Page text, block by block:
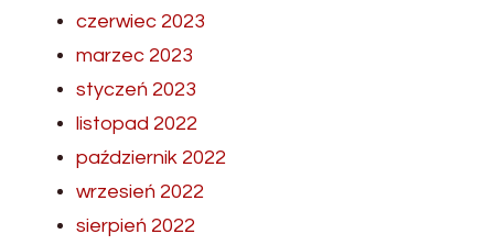
czerwiec 2023
marzec 2023
styczeń 2023
listopad 2022
październik 2022
wrzesień 2022
sierpień 2022